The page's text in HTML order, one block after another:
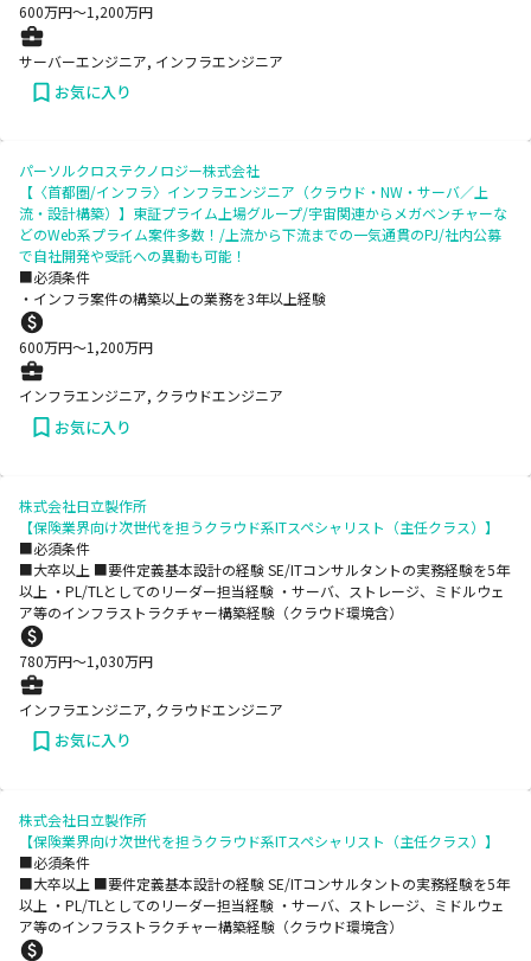
600万円〜1,200万円
サーバーエンジニア, インフラエンジニア
お気に入り
パーソルクロステクノロジー株式会社
【〈首都圏/インフラ〉インフラエンジニア（クラウド・NW・サーバ／上
流・設計構築）】東証プライム上場グループ/宇宙関連からメガベンチャーな
どのWeb系プライム案件多数！/上流から下流までの一気通貫のPJ/社内公募
で自社開発や受託への異動も可能！
■必須条件
・インフラ案件の構築以上の業務を3年以上経験
600万円〜1,200万円
インフラエンジニア, クラウドエンジニア
お気に入り
株式会社日立製作所
【保険業界向け次世代を担うクラウド系ITスペシャリスト（主任クラス）】
■必須条件
■大卒以上 ■要件定義基本設計の経験 SE/ITコンサルタントの実務経験を5年
以上 ・PL/TLとしてのリーダー担当経験 ・サーバ、ストレージ、ミドルウェ
ア等のインフラストラクチャー構築経験（クラウド環境含）
780万円〜1,030万円
インフラエンジニア, クラウドエンジニア
お気に入り
株式会社日立製作所
【保険業界向け次世代を担うクラウド系ITスペシャリスト（主任クラス）】
■必須条件
■大卒以上 ■要件定義基本設計の経験 SE/ITコンサルタントの実務経験を5年
以上 ・PL/TLとしてのリーダー担当経験 ・サーバ、ストレージ、ミドルウェ
ア等のインフラストラクチャー構築経験（クラウド環境含）